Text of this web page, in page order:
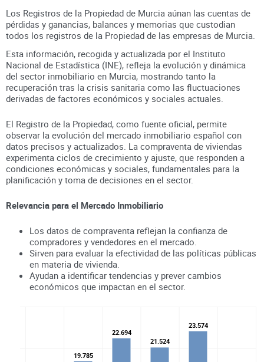
Los Registros de la Propiedad de Murcia aúnan las cuentas de
pérdidas y ganancias, balances y memorias que custodian
todos los registros de la Propiedad de las empresas de Murcia
Esta información, recogida y actualizada por el Instituto
Nacional de Estadística (INE), refleja la evolución y dinámica
del sector inmobiliario en Murcia, mostrando tanto la
recuperación tras la crisis sanitaria como las fluctuaciones
derivadas de factores económicos y sociales actuales.
El Registro de la Propiedad, como fuente oficial, permite
observar la evolución del mercado inmobiliario español con
datos precisos y actualizados. La compraventa de viviendas
experimenta ciclos de crecimiento y ajuste, que responden a
condiciones económicas y sociales, fundamentales para la
planificación y toma de decisiones en el sector.
Relevancia para el Mercado Inmobiliario
Los datos de compraventa reflejan la confianza de
compradores y vendedores en el mercado.
Sirven para evaluar la efectividad de las políticas públicas
en materia de vivienda.
Ayudan a identificar tendencias y prever cambios
económicos que impactan en el sector.
19.785
19.785
22.694
22.694
21.524
21.524
23.574
23.574